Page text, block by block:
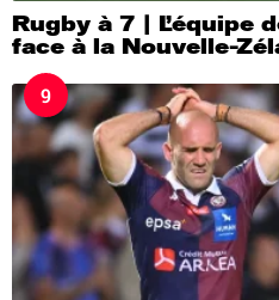
Rugby à 7 | L’équipe
face à la Nouvelle-
9